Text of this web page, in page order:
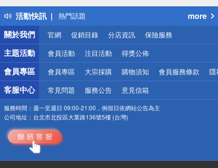
活動快訊
得獎公告
熱門話題
銀行優惠
偏遠地區配送
詐騙網頁！請小心！
more
關於我們
官網 促銷目錄 分店資訊 保險服務
主題活動 會員活動 注目活動 得獎公佈
會員專區 會員專區 大宗採購 購物須知 會員服務條款 隱
客服中心 常見問題 服務公告 意見信箱
服務時間： 週一至週日 09:00-21:00，例假日依網站公告為主
公司地址： 台北市北投區大業路136號5樓 (台灣)